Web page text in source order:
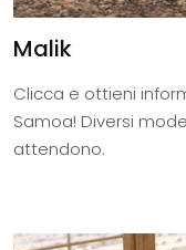
Malik
Clicca e ottieni
Samoa! Diversi
attendono.